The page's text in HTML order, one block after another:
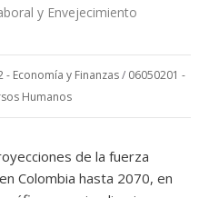
y Envejecimiento
- Economía y Finanzas/ 06050201 -
Humanos
de la fuerza
Colombia hasta 2070, en